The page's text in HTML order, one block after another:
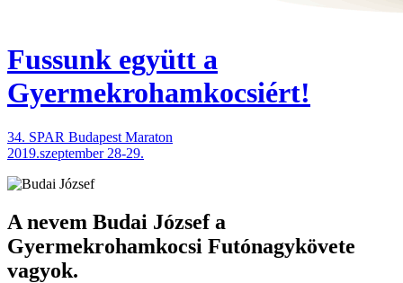
Fussunk együtt a
Gyermekrohamkocsiért!
34. SPAR Budapest Maraton
2019.szeptember 28-29.
A nevem Budai Józsefa
Gyermekrohamkocsi Futónagykövete
vagyok.